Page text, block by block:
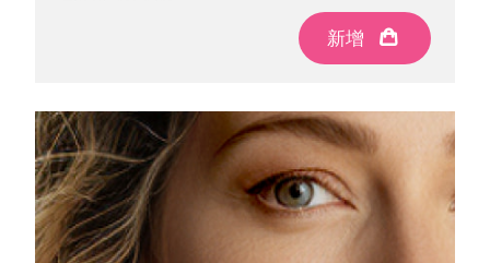
新增
新增